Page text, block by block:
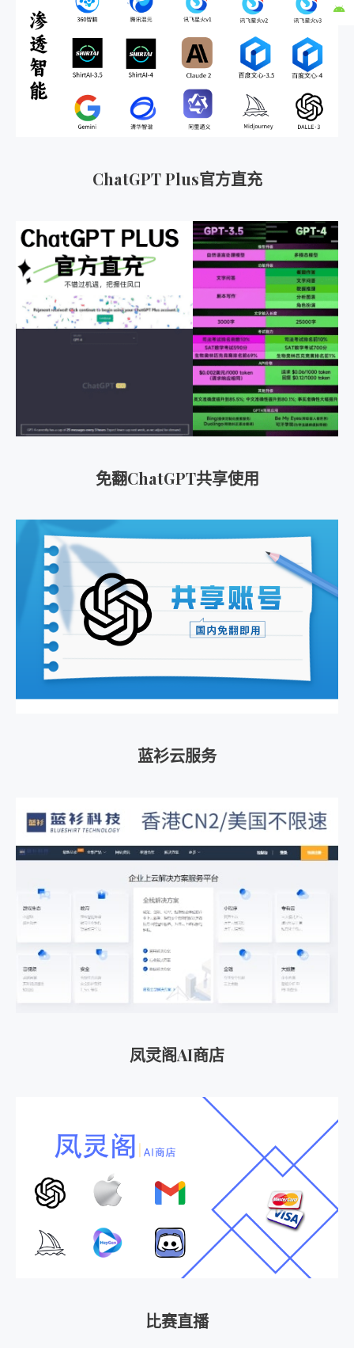
ChatGPT Plus官方直充
免翻ChatGPT共享使用
蓝衫云服务
凤灵阁AI商店
比赛直播